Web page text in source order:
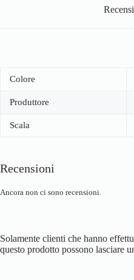
Colore
Produttore
Scala
Recensioni
Ancora non ci sono recensioni.
Solamente clienti che hanno
questo prodotto possono lasciare